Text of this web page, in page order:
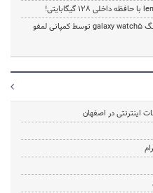
کیش و مات کردن ساعت هوشمند سامسونگ galaxy watch5 توسط کمپانی لمفو
اینترنتی در اصفهان